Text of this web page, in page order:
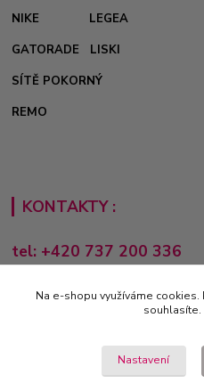
NIKE
LEGEA
GATORADE
LISKI
SÍTĚ POKORNÝ
REMO
KONTAKTY :
tel: +420 737 200 336
Pondělí-Pátek: 8 - 17 hodin
obchod@e-sporting.cz
Na e-shopu využíváme cookies.
souhlasíte.
Nastavení